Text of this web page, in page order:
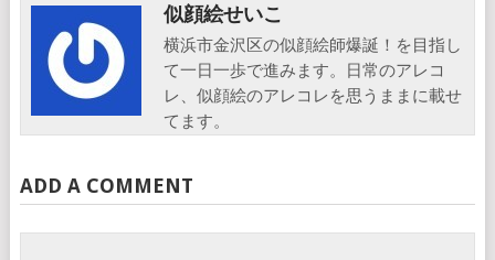
似顔絵せいこ
横浜市金沢区の似顔絵師爆誕！を目指し
て一日一歩で進みます。日常のアレコ
レ、似顔絵のアレコレを思うままに載せ
てます。
ADD A COMMENT